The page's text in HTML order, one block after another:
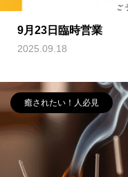
9月23日臨時営業
2025.09.18
癒されたい！人必見